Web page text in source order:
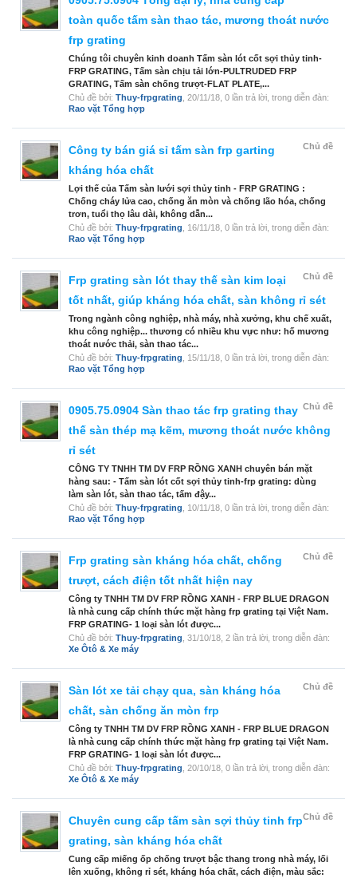
toàn quốc tấm sàn thao tác, mương thoát nước
frp grating
Chúng tôi chuyên kinh doanh Tấm sàn lót cốt sợi thủy tinh-
FRP GRATING, Tấm sàn chịu tải lớn-PULTRUDED FRP
GRATING, Tấm sàn chống trượt-FLAT PLATE,...
Chủ đề bởi: Thuy-frpgrating 20/11/18 , 0 lần trả lời, trong diễn đàn:
Rao vặt Tổng hợp
Chủ đề
Công ty bán giá sỉ tấm sàn frp garting
kháng hóa chất
Lợi thế của Tấm sàn lưới sợi thủy tinh - FRP GRATING :
Chống cháy lửa cao, chống ăn mòn và chống lão hóa, chống
trơn, tuổi thọ lâu dài, không dẫn...
Chủ đề bởi: Thuy-frpgrating 16/11/18 , 0 lần trả lời, trong diễn đàn:
Rao vặt Tổng hợp
Chủ đề
Frp grating sàn lót thay thế sàn kim loại
tốt nhất, giúp kháng hóa chất, sàn không rỉ sét
Trong ngành công nghiệp, nhà máy, nhà xưởng, khu chế xuất,
khu công nghiệp... thương có nhiều khu vực như: hố mương
thoát nước thải, sàn thao tác...
Chủ đề bởi: Thuy-frpgrating 15/11/18 , 0 lần trả lời, trong diễn đàn:
Rao vặt Tổng hợp
Chủ đề
0905.75.0904 Sàn thao tác frp grating thay
thế sàn thép mạ kẽm, mương thoát nước không
rỉ sét
CÔNG TY TNHH TM DV FRP RỒNG XANH chuyên bán mặt
hàng sau: - Tấm sàn lót cốt sợi thủy tinh-frp grating: dùng
làm sàn lót, sàn thao tác, tấm đậy...
Chủ đề bởi: Thuy-frpgrating 10/11/18 , 0 lần trả lời, trong diễn đàn:
Rao vặt Tổng hợp
Chủ đề
Frp grating sàn kháng hóa chất, chống
trượt, cách điện tốt nhất hiện nay
Công ty TNHH TM DV FRP RỒNG XANH - FRP BLUE DRAGON
là nhà cung cấp chính thức mặt hàng frp grating tại Việt Nam.
FRP GRATING- 1 loại sàn lót được...
Chủ đề bởi: Thuy-frpgrating 31/10/18 , 2 lần trả lời, trong diễn đàn:
Xe Ôtô & Xe máy
Chủ đề
Sàn lót xe tải chạy qua, sàn kháng hóa
chất, sàn chống ăn mòn frp
Công ty TNHH TM DV FRP RỒNG XANH - FRP BLUE DRAGON
là nhà cung cấp chính thức mặt hàng frp grating tại Việt Nam.
FRP GRATING- 1 loại sàn lót được...
Chủ đề bởi: Thuy-frpgrating 20/10/18 , 0 lần trả lời, trong diễn đàn:
Xe Ôtô & Xe máy
Chủ đề
Chuyên cung cấp tấm sàn sợi thủy tinh frp
grating, sàn kháng hóa chất
Cung cấp miếng ốp chống trượt bậc thang trong nhà máy, lối
lên xuống, không rỉ sét, kháng hóa chất, cách điện, màu sắc: